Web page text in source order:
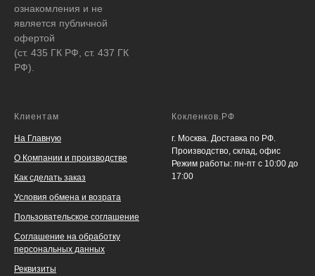
ознакомления и не
является публичной
офертой
(ст. 435 ГК РФ, ст. 437 ГК
РФ).
Клиентам
На Главную
О Компании и производстве
Как сделать заказ
Условия обмена и возрата
Пользовательское соглашение
Соглашение на обработку
персональных данных
Реквизиты
Кокленков.РФ
г. Москва. Доставка по РФ.
Производство, склад, офис
Режим работы: пн-пт с 10:00 до
17:00